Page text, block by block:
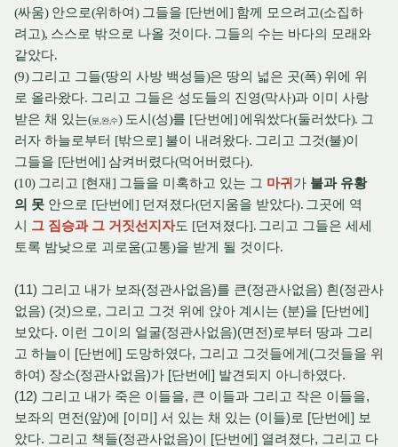
(싸움) 안으로(위하여) 그들을 [단번에] 함께 모으려고(소집하
려고), 스스로 밖으로 나올 것이다. 그들의 수는 바다의 모래와
같았다.
(9) 그리고 그들(땅의 사방 백성들)은 땅의 넓은 곳(폭) 위에 위
로 올라왔다. 그리고 그들은 성도들의 진영(막사)과 이미 사랑
받은 채 있는(분,완,수) 도시 (성)를 [단번에 ] 에워쌌다(둘러쌌다). 그
러자 하늘로부터 [밖으로] 불이 내려왔다. 그리고 그것(불)이
그들을 [단번에]삼켜버렸다(먹어버렸다).
(10) 그리고 [현재] 그들을 미혹하고 있는 그 마귀 가 불과 유황
의 못 안으로 [단번에] 던져졌다(던지움을 받았다). 그곳에 역
시 그 짐승과 그 거짓선지자도 [던져졌다]. 그리고 그들은 세세
토록 밤낮으로 괴로움(고통)을 받게 될 것이다.
(11) 그리고 내가 보좌(정관사없음)를 큰(정관사없음) 흰(정관사
없음) (것)으로, 그리고 그것 위에 앉아 계시는 (분)을 [단번에]
보았다. 이런 그이의 얼굴(정관사없음)(면전)로부터 땅과 그리
고 하늘이 [단번에] 도망하였다, 그리고 그것들에게(그것들을 위
하여) 장소(정관사없음)가 [단번에] 발견되지 아니하였다.
(12) 그리고 내가 죽은 이들을, 큰 이들과 그리고 작은 이들을,
보좌의 면전(앞)에 [이미] 서 있는 채 있는 (이들)로 [단번에] 보
았다. 그리고 책들(정관사없음)이 [단번에] 열려졌다, 그리고 다